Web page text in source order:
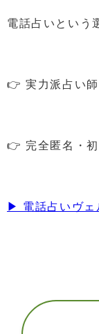
電話占いという
👉 実力派占い
👉 完全匿名・
▶ 電話占いヴェ